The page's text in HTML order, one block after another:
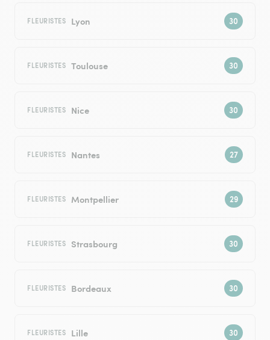
FLEURISTES Lyon
FLEURISTES Toulouse
FLEURISTES Nice
FLEURISTES Nantes
FLEURISTES Montpellier
FLEURISTES Strasbourg
FLEURISTES Bordeaux
FLEURISTES Lille